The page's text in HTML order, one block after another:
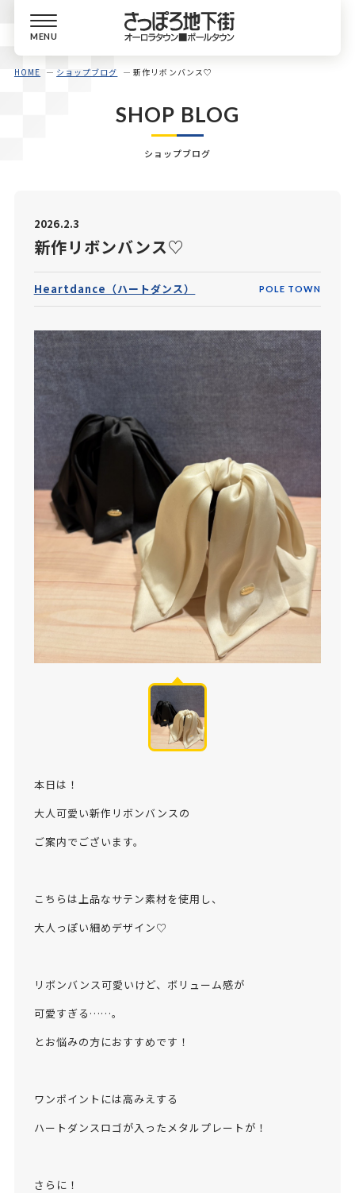
MENU
HOME ショップブログ 新作リボンバンス♡
SHOP BLOG
ショップブログ
2026.2.3
新作リボンバンス♡
Heartdance（ハートダンス） POLE TOWN
本日は！
大人可愛い新作リボンバンスの
ご案内でございます。
こちらは上品なサテン素材を使用し、
大人っぽい細めデザイン♡
リボンバンス可愛いけど、ボリューム感が
可愛すぎる……。
とお悩みの方におすすめです！
ワンポイントには高みえする
ハートダンスロゴが入ったメタルプレートが！
さらに！